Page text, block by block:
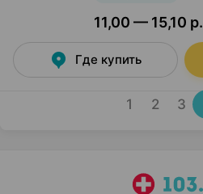
11,00 — 15,10 р.
Где купить
1 2 3